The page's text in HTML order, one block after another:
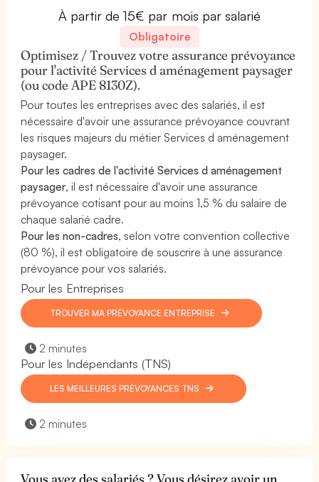
À partir de 15€ par mois par salarié
Obligatoire
Optimisez / Trouvez votre assurance prévoyance
pour l'activité Services d aménagement paysager
(ou code APE 8130Z).
Pour toutes les entreprises avec des salariés, il est
nécessaire d'avoir une assurance prévoyance couvrant
les risques majeurs du métier Services d aménagement
paysager.
Pour les cadres de l'activité Services d aménagement
paysager, il est nécessaire d'avoir une assurance
prévoyance cotisant pour au moins 1,5 % du salaire de
chaque salarié cadre.
Pour les non-cadres, selon votre convention collective
(80 %), il est obligatoire de souscrire à une assurance
prévoyance pour vos salariés.
Pour les Entreprises
TROUVER MA PRÉVOYANCE ENTREPRISE
2 minutes
Pour les Indépendants (TNS)
LES MEILLEURES PRÉVOYANCES TNS
2 minutes
Vous avez des salariés ? Vous désirez avoir un